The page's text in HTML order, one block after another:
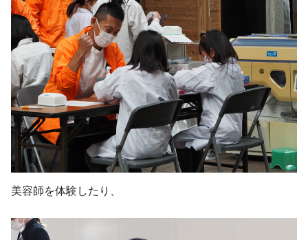
美容師を体験したり、